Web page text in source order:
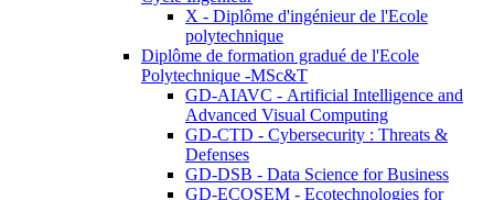
X - Diplôme d'ingénieur de l'Ecole
polytechnique
Diplôme de formation gradué de l'Ecole
Polytechnique -MSc&T
GD-AIAVC - Artificial Intelligence and
Advanced Visual Computing
GD-CTD - Cybersecurity : Threats &
Defenses
GD-DSB - Data Science for Business
GD-ECOSEM - Ecotechnologies for